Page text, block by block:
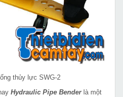
thủy lực SWG-2
Hydraulic Pipe Benderlà một